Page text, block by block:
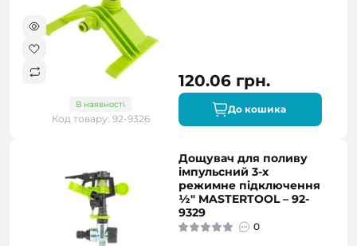
В наявності
Код товару: 92-9326
120.06 грн.
До кошика
Дощувач для поливу
імпульсний 3-х
режимне підключення
½" MASTERTOOL – 92-
9329
0